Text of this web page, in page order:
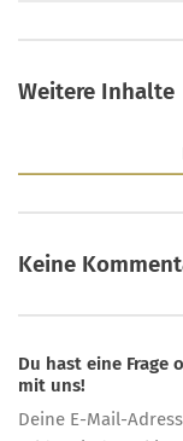
Weitere Inhalte
Keine
Du hast eine Frage
mit uns!
Deine E-Mail-